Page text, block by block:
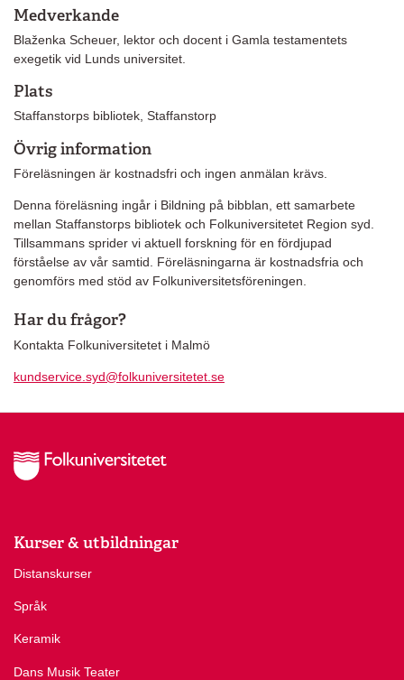
Medverkande
Blaženka Scheuer, lektor och docent i Gamla testamentets
exegetik vid Lunds universitet.
Plats
Staffanstorps bibliotek, Staffanstorp
Övrig information
Föreläsningen är kostnadsfri och ingen anmälan krävs.
Denna föreläsning ingår i Bildning på bibblan, ett samarbete
mellan Staffanstorps bibliotek och Folkuniversitetet Region syd.
Tillsammans sprider vi aktuell forskning för en fördjupad
förståelse av vår samtid. Föreläsningarna är kostnadsfria och
genomförs med stöd av Folkuniversitetsföreningen.
Har du frågor?
Kontakta Folkuniversitetet i Malmö
kundservice.syd@folkuniversitetet.se
Kurser & utbildningar
Distanskurser
Språk
Keramik
Dans Musik Teater